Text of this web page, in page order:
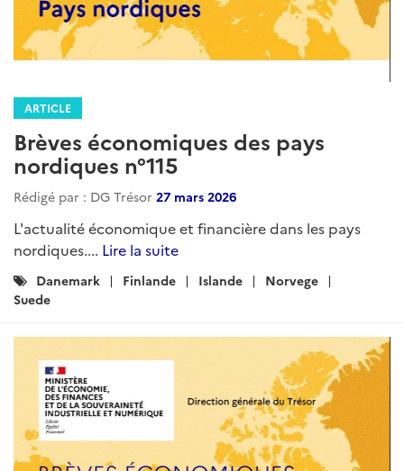
ARTICLE
Brèves économiques des pays
nordiques n°115
Rédigé par : DG Trésor 27 mars 2026
L'actualité économique et financière dans les pays
nordiques.... Lire la suite
Catégories
:
Danemark Finlande Islande
Norvege
Suede